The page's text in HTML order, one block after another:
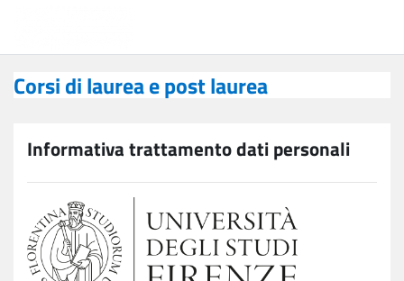
Corsi di laurea e post laurea
Informativa trattamento dati personali